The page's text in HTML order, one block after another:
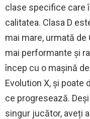
clase specifice care
calitatea. Clasa D
mai mare, urmată de
mai performante și
încep cu o mașină
Evolution X, și poate
ce progresează.
singur jucător, aveți